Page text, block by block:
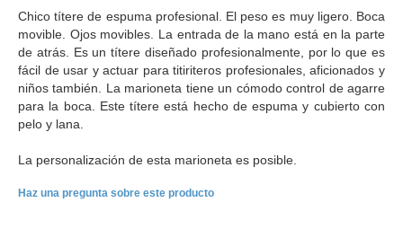
Chico títere de espuma profesional. El peso es muy ligero. Boca
movible. Ojos movibles. La entrada de la mano está en la parte
de atrás. Es un títere diseñado profesionalmente, por lo que es
fácil de usar y actuar para titiriteros profesionales, aficionados y
niños también. La marioneta tiene un cómodo control de agarre
para la boca. Este títere está hecho de espuma y cubierto con
pelo y lana.
La personalización de esta marioneta es posible.
Haz una pregunta sobre este producto